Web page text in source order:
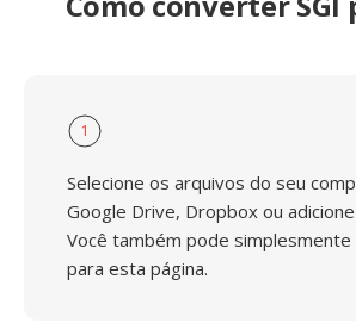
1
Selecione os arquivos do seu
Google Drive, Dropbox ou adicione
Você também pode
para esta página.